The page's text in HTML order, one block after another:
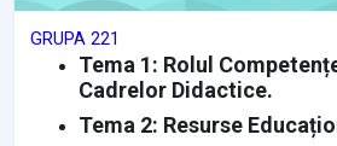
GRUPA 221
Tema 1: Rolul
Cadrelor Didactice.
Tema 2: Resurse